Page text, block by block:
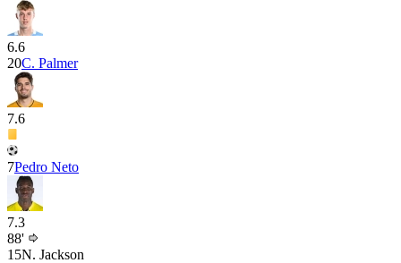
6.6
20C. Palmer
7.6
7Pedro Neto
7.3
88'
15N. Jackson